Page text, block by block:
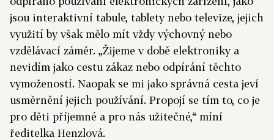
jsou interaktivní tabule, tablety nebo televize, jejich
využití by však mělo mít vždy výchovný nebo
vzdělávací záměr. „Žijeme v době elektroniky a
nevidím jako cestu zákaz nebo odpírání těchto
vymožeností. Naopak se mi jako správná cesta jeví
usměrnění jejich používání. Propojí se tím to, co je
pro děti příjemné a pro nás užitečné,“ míní
ředitelka Henzlová.